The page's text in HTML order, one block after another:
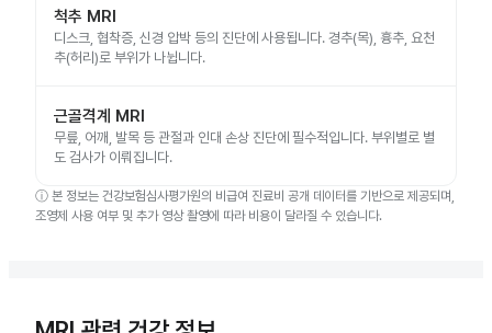
척추 MRI
디스크, 협착증, 신경 압박 등의 진단에 사용됩니다. 경추(목), 흉추, 요천
추(허리)로 부위가 나뉩니다.
근골격계 MRI
무릎, 어깨, 발목 등 관절과 인대 손상 진단에 필수적입니다. 부위별로 별
도 검사가 이뤄집니다.
ⓘ 본 정보는 건강보험심사평가원의 비급여 진료비 공개 데이터를 기반으로 제공되며,
조영제 사용 여부 및 추가 영상 촬영에 따라 비용이 달라질 수 있습니다.